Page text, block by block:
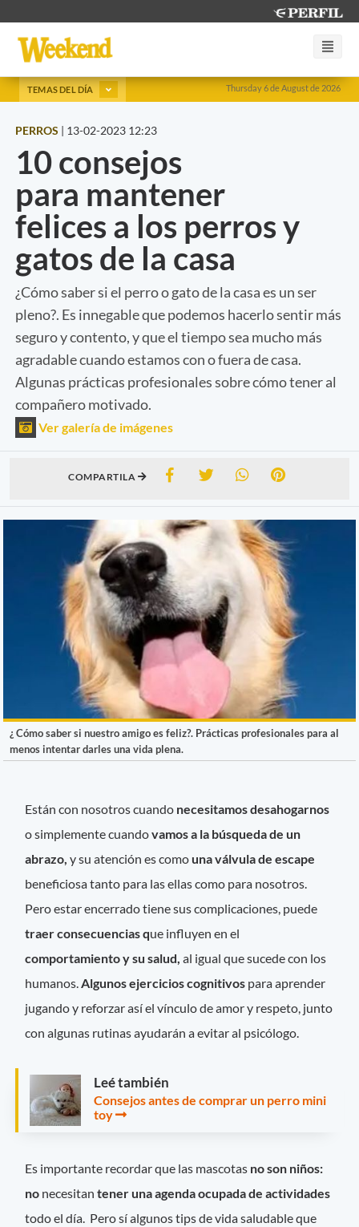
Thursday 6 de August de 2026
TEMAS DEL DÍA
PERROS | 13-02-2023 12:23
10 consejos
para mantener
felices a los perros y
gatos de la casa
¿Cómo saber si el perro o gato de la casa es un ser
pleno?. Es innegable que podemos hacerlo sentir más
seguro y contento, y que el tiempo sea mucho más
agradable cuando estamos con o fuera de casa.
Algunas prácticas profesionales sobre cómo tener al
compañero motivado.
Ver galería de imágenes
COMPARTILA
¿ Cómo saber si nuestro amigo es feliz?. Prácticas profesionales para al
menos intentar darles una vida plena.
Están con nosotros cuando necesitamos desahogarnos
o simplemente cuandovamos a la búsqueda de un
abrazo, y su atención es como una válvula de escape
beneficiosa tanto para las ellas como para nosotros.
Pero estar encerrado tiene sus complicaciones, puede
traer consecuencias que influyen en el
comportamiento y su salud, al igual que sucede con los
humanos. Algunos ejercicios cognitivos para aprender
jugando y reforzar así el vínculo de amor y respeto, junto
con algunas rutinas ayudarán a evitar al psicólogo.
Leé también
Consejos antes de comprar un perro mini
toy
Es importante recordar que las mascotas no son niños:
no necesitantener una agenda ocupada de actividades
todo el día. Pero sí algunos tips de vida saludable que